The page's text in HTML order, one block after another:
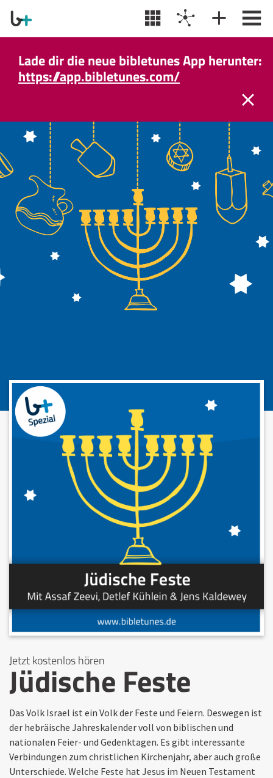
Lade dir die neue bibletunes App herunter:
https://app.bibletunes.com/
Jetzt kostenlos hören
Jüdische Feste
Das Volk Israel ist ein Volk der Feste und Feiern. Deswegen ist
der hebräische Jahreskalender voll von biblischen und
nationalen Feier- und Gedenktagen. Es gibt interessante
Verbindungen zum christlichen Kirchenjahr, aber auch große
Unterschiede. Welche Feste hat Jesus im Neuen Testament